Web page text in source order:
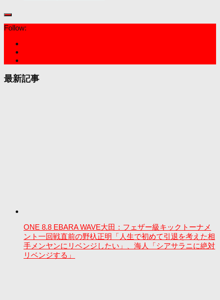
Follow:
最新記事
ONE 8.8 EBARA WAVE大田：フェザー級キックトーナメ
ント一回戦直前の野杁正明「人生で初めて引退を考えた相
手メンヤンにリベンジしたい」、海人「シアサラニに絶対
リベンジする」